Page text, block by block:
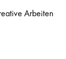
Arbeiten